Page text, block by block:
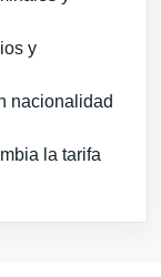
y
nacionalidad
la tarifa